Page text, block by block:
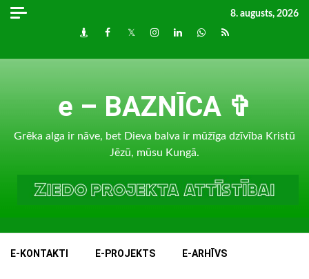
Skip
8. augusts, 2026
DraugiemFacebook
TwitterInstagram
LinkedInwhatsapp
RSS
e – BAZNĪCA ✞
Grēka alga ir nāve, bet Dieva balva ir mūžīga dzīvība Kristū
Jēzū, mūsu Kungā.
E-KONTAKTI E-PROJEKTS E-ARHĪVS